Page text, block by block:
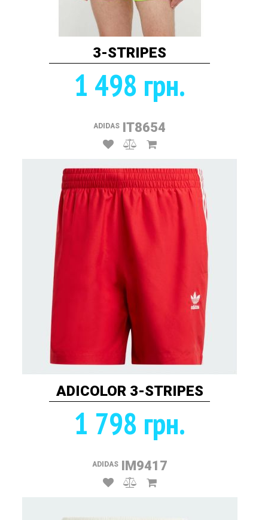
3-STRIPES
1 498 грн.
ADIDAS IT8654
ADICOLOR 3-STRIPES
1 798 грн.
ADIDAS IM9417